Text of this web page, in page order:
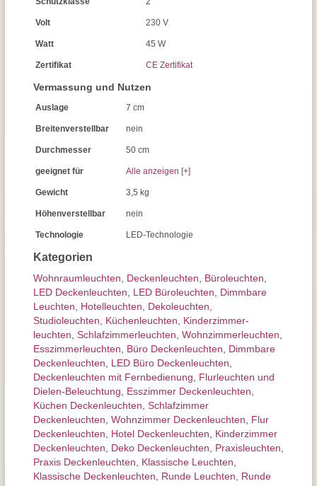
Kategorien
Wohnraum­leuchten Decken­leuchten Büroleuchten
LED Deckenleuchten
LED Büroleuchten
Dimmbare
Leuchten
Hotelleuchten Dekoleuchten
Studioleuchten
Küchenleuchten
Kinderzimmer­
leuchten Schlafzimmer­leuchten Wohnzimmer­leuchten
Esszimmer­­leuchten
Büro Deckenleuchten
Dimmbare
Deckenleuchten
LED Büro Deckenleuchten
Deckenleuchten mit Fernbedienung
Flurleuchten und
Dielen-Beleuchtung
Esszimmer Deckenleuchten
Küchen Deckenleuchten Schlafzimmer
Deckenleuchten Wohnzimmer Deckenleuchten
Flur
Deckenleuchten
Hotel Deckenleuchten
Kinderzimmer
Deckenleuchten
Deko Deckenleuchten Praxisleuchten
Praxis Deckenleuchten
Klassische Leuchten
Klassische Deckenleuchten
Runde Leuchten
Runde
Volt 230 V
Watt 45 W
Zertifikat CE Zertifikat
Vermassung und Nutzen
Auslage 7 cm
Breitenverstellbar nein
Durchmesser 50 cm
geeignet für Alle anzeigen [+]
Gewicht 3,5 kg
Höhenverstellbar nein
Technologie LED-Technologie